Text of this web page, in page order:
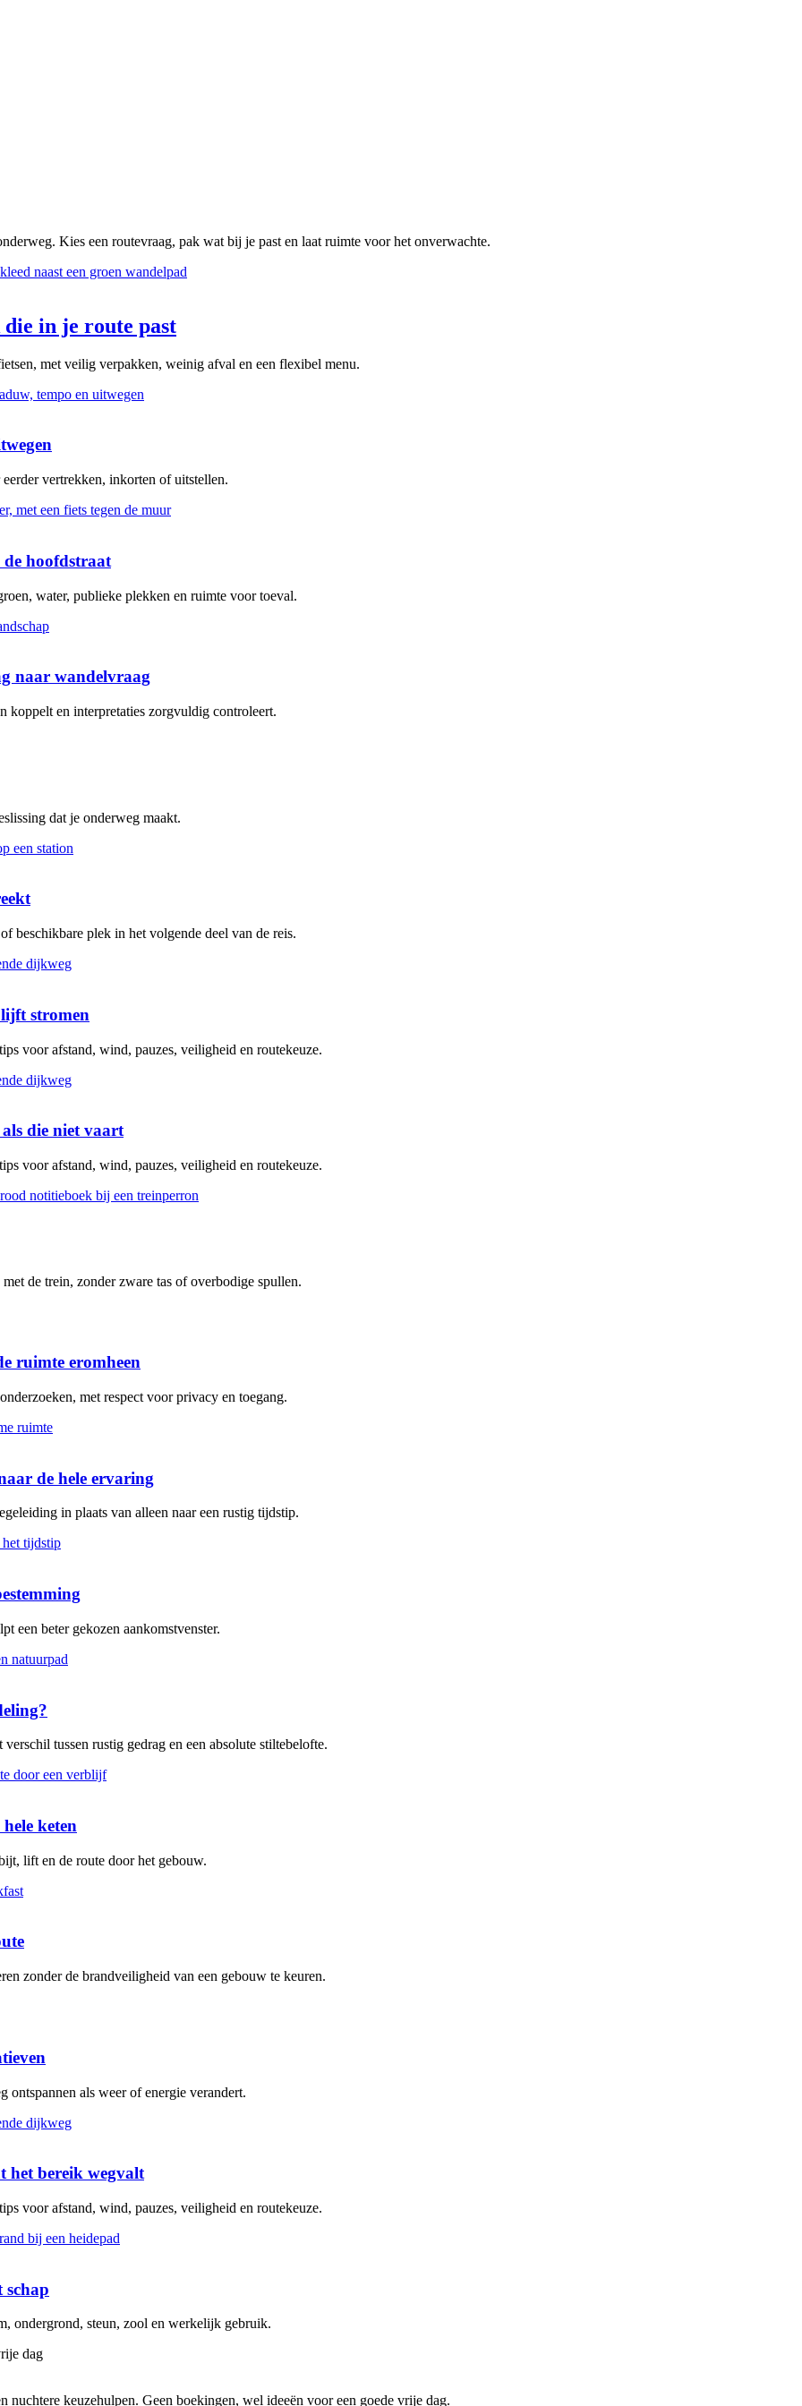
Kies een routevraag, pak wat bij je past en laat ruimte voor het onverwachte.
in je route past
met veilig verpakken, weinig afval en een flexibel menu.
vertrekken, inkorten of uitstellen.
hoofdstraat
water, publieke plekken en ruimte voor toeval.
naar wandelvraag
koppelt en interpretaties zorgvuldig controleert.
dat je onderweg maakt.
beschikbare plek in het volgende deel van de reis.
stromen
voor afstand, wind, pauzes, veiligheid en routekeuze.
die niet vaart
voor afstand, wind, pauzes, veiligheid en routekeuze.
de trein, zonder zware tas of overbodige spullen.
ruimte eromheen
met respect voor privacy en toegang.
de hele ervaring
in plaats van alleen naar een rustig tijdstip.
een beter gekozen aankomstvenster.
tussen rustig gedrag en een absolute stiltebelofte.
keten
lift en de route door het gebouw.
zonder de brandveiligheid van een gebouw te keuren.
ontspannen als weer of energie verandert.
het bereik wegvalt
voor afstand, wind, pauzes, veiligheid en routekeuze.
schap
ondergrond, steun, zool en werkelijk gebruik.
dag
keuzehulpen. Geen boekingen, wel ideeën voor een goede vrije dag.